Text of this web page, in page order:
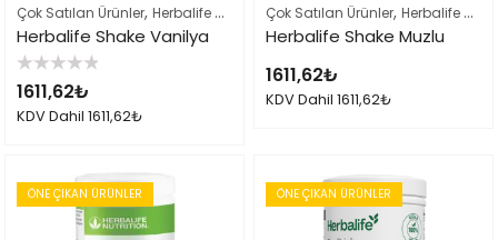
Çok Satılan Ürünler, Herbalife Shake Karışımları ,Herbalife Ürün Listesi
Herbalife Shake Vanilya
5
üzerinden
0
oy
1611,62₺
KDV Dahil 1611,62₺
Çok Satılan Ürünler, Herbalife Shake Karışımları
Herbalife Shake Muzlu
1611,62₺
KDV Dahil 1611,62₺
ÖNE ÇIKAN ÜRÜNLER ÖNE ÇIKAN ÜRÜNLER